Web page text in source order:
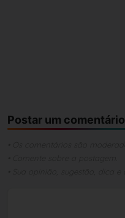
Postar um comentário